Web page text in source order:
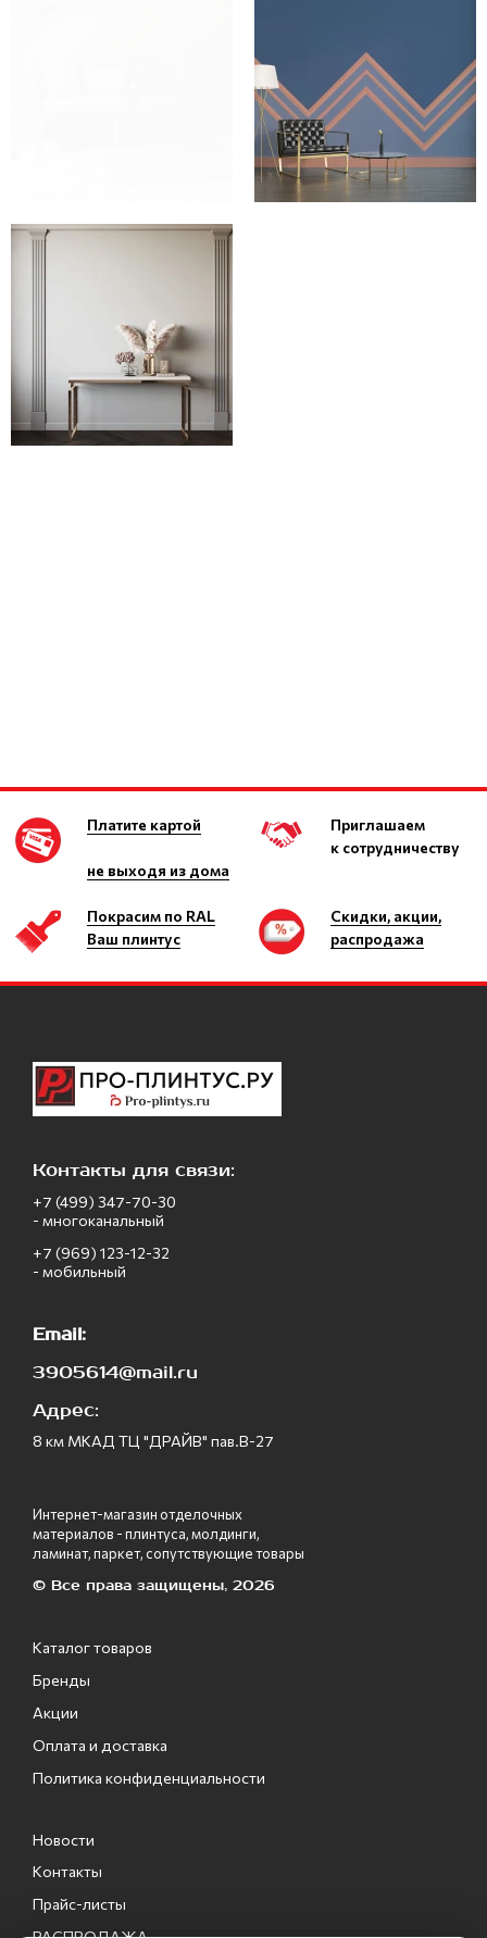
Платите картой
не выходя из дома
Приглашаем
к сотрудничеству
Покрасим по RAL
Ваш плинтус
Скидки, акции,
распродажа
Контакты для связи:
+7 (499) 347-70-30
- многоканальный
+7 (969) 123-12-32
- мобильный
Email:
3905614@mail.ru
Адрес:
8 км МКАД ТЦ "ДРАЙВ" пав.В-27
Интернет-магазин отделочных
материалов - плинтуса, молдинги,
ламинат, паркет, сопутствующие товары
© Все права защищены, 2026
Каталог товаров
Бренды
Акции
Оплата и доставка
Политика конфиденциальности
Новости
Контакты
Прайс-листы